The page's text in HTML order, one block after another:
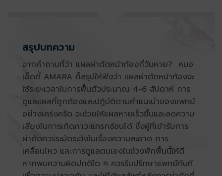
สรุปบทความ
จากคำถามที่ว่า แผลผ่าตัดหน้าท้องกี่วันหาย? หมอ
เอ็ดดี้ AMARA ก็สรุปให้ฟังว่า แผลผ่าตัดหน้าท้องจะ
ใช้ระยะเวลาในการฟื้นตัวประมาณ 4-6 สัปดาห์ การ
ดูแลแผลที่ถูกต้องและปฏิบัติตามคำแนะนำของแพทย์
อย่างเคร่งครัด จะช่วยให้แผลหายเร็วขึ้นและลดความ
เสี่ยงในการเกิดภาวะแทรกซ้อนได้ ซึ่งผู้ที่เข้ารับการ
ผ่าตัดควรระมัดระวังในเรื่องความสะอาด การ
เคลื่อนไหว และการดูแลตนเองในช่วงพักฟื้นนี้ให้ดี
หากพบความผิดปกติใด ๆ ควรรีบปรึกษาแพทย์ทันที